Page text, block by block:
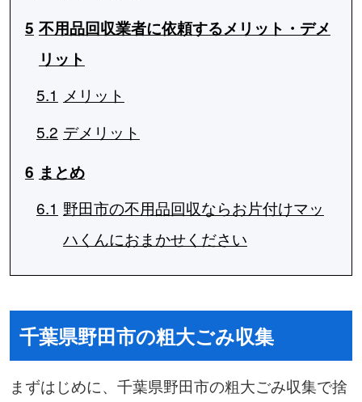
5 不用品回収業者に依頼するメリット・デメ
リット
5.1 メリット
5.2 デメリット
6 まとめ
6.1 野田市の不用品回収ならお片付けマッ
ハくんにおまかせください
千葉県野田市の粗大ごみ収集
まずはじめに、千葉県野田市の粗大ごみ収集で捨